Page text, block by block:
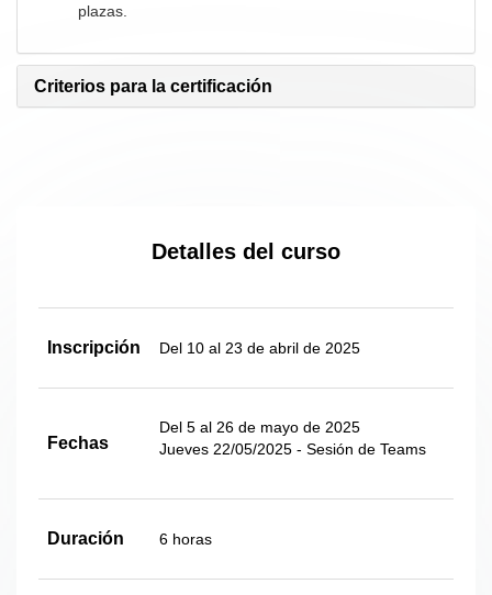
plazas.
Criterios para la certificación
Detalles del curso
Inscripción Del 10 al 23 de abril de 2025
Fechas
Del 5 al 26 de mayo de 2025
Jueves 22/05/2025 - Sesión de Teams
Duración 6 horas